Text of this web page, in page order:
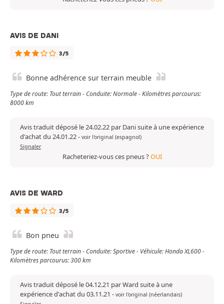
AVIS DE DANI
3/5
Bonne adhérence sur terrain meuble
Type de route: Tout terrain - Conduite: Normale - Kilomètres parcourus:
8000 km
Avis traduit déposé le 24.02.22 par Dani suite à une expérience
d'achat du 24.01.22- voir l'original (espagnol)
Signaler
Racheteriez-vous ces pneus ?OUI
AVIS DE WARD
3/5
Bon pneu
Type de route: Tout terrain - Conduite: Sportive - Véhicule: Honda XL600 -
Kilomètres parcourus: 300 km
Avis traduit déposé le 04.12.21 par Ward suite à une
expérience d'achat du 03.11.21 - voir l'original (néerlandais)